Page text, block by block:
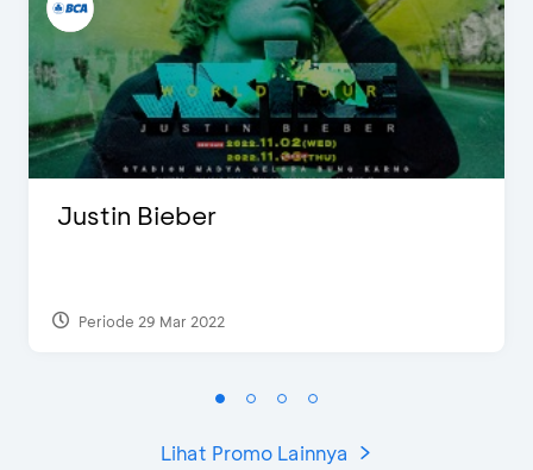
Justin Bieber
Periode 29 Mar 2022
Lihat Promo Lainnya